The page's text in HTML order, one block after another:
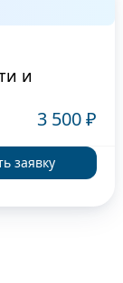
и
3 500 ₽
заявку